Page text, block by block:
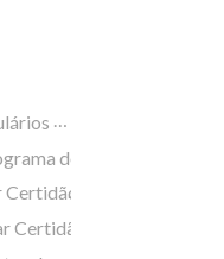
Emitir Certidão
Validar Certidão